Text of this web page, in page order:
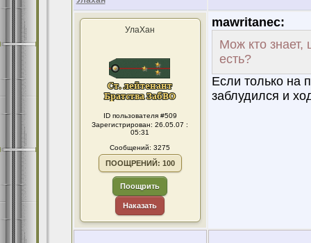
УлаХан
ID пользователя #509
Зарегистрирован: 26.05.07 :
05:31
Сообщений: 3275
ПООЩРЕНИЙ: 100
Поощрить
Наказать
mawritanec:
Мож кто знает,
есть?
Если только на
заблудился и